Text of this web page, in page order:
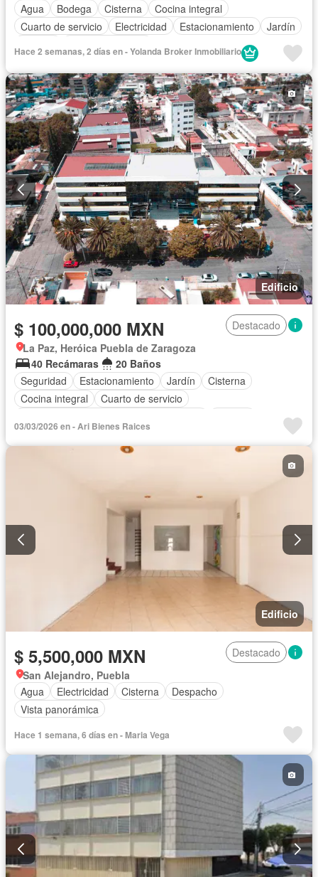
Agua
Bodega Cisterna
Cocina integral
Cuarto de servicio
Electricidad Estacionamiento
Jardín
Hace 2 semanas, 2 días en - Yolanda Broker Inmobiliario
Edificio
$ 100,000,000 MXN
Destacado
La Paz, Heróica Puebla de Zaragoza
40 Recámaras
20 Baños
Seguridad
Estacionamiento Jardín
Cisterna
Cocina integral
Cuarto de servicio
Sala polivalente
Circuito cerrado de televisión
Cuarto de Limpieza
Bodega
03/03/2026 en - Ari Bienes Raices
Edificio
$ 5,500,000 MXN
Destacado
San Alejandro, Puebla
Agua
Electricidad Cisterna
Despacho
Vista panorámica
Hace 1 semana, 6 días en - Maria Vega